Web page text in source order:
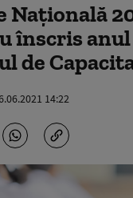
Națională
înscris
de
14:22